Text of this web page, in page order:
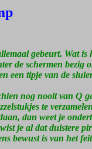
gebeurt. Wat is
de schermen bezig
een tipje van de
nog nooit van Q
te
dan weet je
je al dat duistere
bewust is van het